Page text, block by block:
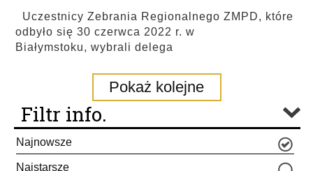
Uczestnicy Zebrania Regionalnego ZMPD, które
odbyło się 30 czerwca 2022 r. w
Białymstoku, wybrali delega
Pokaż kolejne
Filtr info.
Najnowsze
Najstarsze